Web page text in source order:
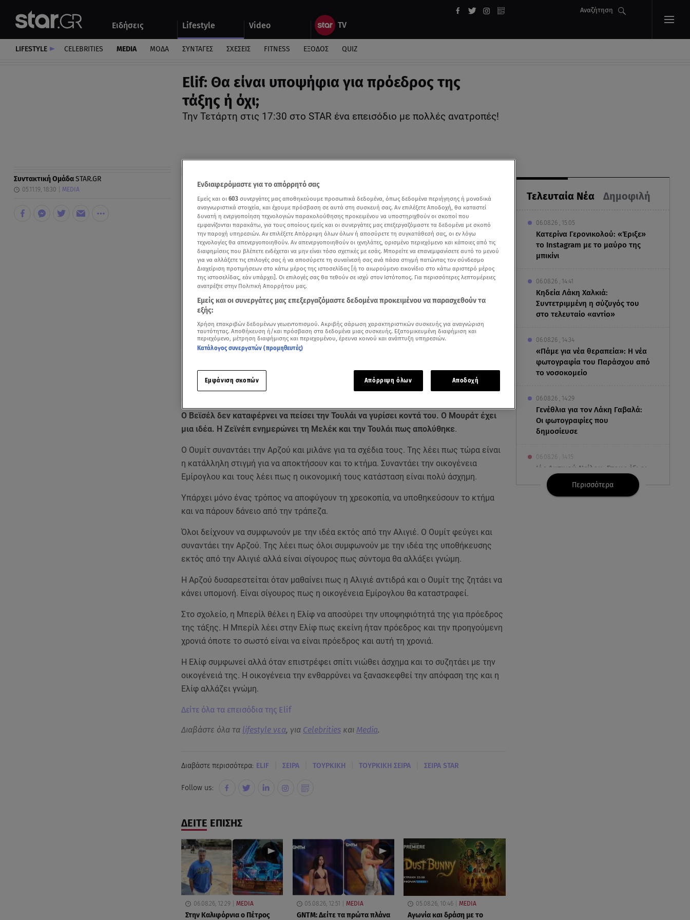
Ειδήσεις Lifestyle Video
Αναζήτηση
Αυτοκίνητο
LIFESTYLE CELEBRITIES MEDIA ΜΟΔΑ ΣΥΝΤΑΓΕΣ ΣΧΕΣΕΙΣ FITNESS ΕΞΟΔΟΣ QUIZ
Elif: Θα είναι υποψήφια για πρόεδρος της
τάξης ή όχι;
Την Τετάρτη στις 17:30 στο STAR ένα επεισόδιο με πολλές ανατροπές!
Τελευταία Νέα Δημοφιλή
06.08.26 , 15:05
Κατερίνα Γερονικολού: «Έριξε»
το Instagram με το μαύρο της
μπικίνι
06.08.26 , 14:41
Κηδεία Λάκη Χαλκιά:
Συντετριμμένη η σύζυγός του
στο τελευταίο «αντίο»
06.08.26 , 14:34
«Πάμε για νέα θεραπεία»: Η νέα
φωτογραφία του Παράσχου από
το νοσοκομείο
06.08.26 , 14:29
Γενέθλια για τον Λάκη Γαβαλά:
Οι φωτογραφίες που
δημοσίευσε
06.08.26 , 14:15
Ιός Δυτικού Νείλου: Στους έξι οι
θάνατοι στην Ελλάδα
Περισσότερα
Συντακτική ΟμάδαSTAR.GR
05.11.19, 18:30 MEDIA
Add star.gr on Google
Ο Βεϊσέλ δεν καταφέρνει να πείσει την Τουλάι να γυρίσει κοντά του. Ο Μουράτ έχει
μια ιδέα. Η Ζεϊνέπ ενημερώνει τη Μελέκ και την Τουλάι πως απολύθηκε.
Ο Ουμίτ συναντάει την Αρζού και μιλάνε για τα σχέδια τους. Της λέει πως τώρα είναι
η κατάλληλη στιγμή για να αποκτήσουν και το κτήμα. Συναντάει την οικογένεια
Εμίρογλου και τους λέει πως η οικονομική τους κατάσταση είναι πολύ άσχημη.
Υπάρχει μόνο ένας τρόπος να αποφύγουν τη χρεοκοπία, να υποθηκεύσουν το κτήμα
και να πάρουν δάνειο από την τράπεζα.
Όλοι δείχνουν να συμφωνούν με την ιδέα εκτός από την Αλιγιέ. Ο Ουμίτ φεύγει και
συναντάει την Αρζού. Της λέει πως όλοι συμφωνούν με την ιδέα της υποθήκευσης
εκτός από την Αλιγιέ αλλά είναι σίγουρος πως σύντομα θα αλλάξει γνώμη.
Η Αρζού δυσαρεστείται όταν μαθαίνει πως η Αλιγιέ αντιδρά και ο Ουμίτ της ζητάει να
κάνει υπομονή. Είναι σίγουρος πως η οικογένεια Εμίρογλου θα καταστραφεί.
Στο σχολείο, η Μπερίλ θέλει η Ελίφ να αποσύρει την υποψηφιότητά της για πρόεδρος
της τάξης. Η Μπερίλ λέει στην Ελίφ πως εκείνη ήταν πρόεδρος και την προηγούμενη
χρονιά όποτε το σωστό είναι να είναι πρόεδρος και αυτή τη χρονιά.
Η Ελίφ συμφωνεί αλλά όταν επιστρέφει σπίτι νιώθει άσχημα και το συζητάει με την
οικογένειά της. Η οικογένεια την ενθαρρύνει να ξανασκεφθεί την απόφαση της και η
Ελίφ αλλάζει γνώμη.
Δείτε όλα τα επεισόδια της Elif
Διαβάστε όλα τα lifestyle νεα, για Celebritiesκαι Media.
Διαβάστε περισσότερα: ELIF ΣΕΙΡΑ ΤΟΥΡΚΙΚΗ ΤΟΥΡΚΙΚΗ ΣΕΙΡΑ ΣΕΙΡΑ STAR
Follow us:
ΔΕΙΤΕ ΕΠΙΣΗΣ
06.08.26, 12:29 MEDIA
Στην Καλιφόρνια ο Πέτρος
05.08.26, 12:51 MEDIA
GNTM: Δείτε τα πρώτα πλάνα
05.08.26, 10:46 MEDIA
Αγωνία και δράση με το
Ενδιαφερόμαστε για το απόρρητό σας
Εμείς και οι 603 συνεργάτες μας αποθηκεύουμε προσωπικά δεδομένα, όπως δεδομένα περιήγησης ή μοναδικά
αναγνωριστικά στοιχεία, και έχουμε πρόσβαση σε αυτά στη συσκευή σας. Αν επιλέξετε Αποδοχή, θα καταστεί
δυνατή η ενεργοποίηση τεχνολογιών παρακολούθησης προκειμένου να υποστηριχθούν οι σκοποί που
εμφανίζονται παρακάτω, για τους οποίους εμείς και οι συνεργάτες μας επεξεργαζόμαστε τα δεδομένα με σκοπό
την παροχή υπηρεσιών. Αν επιλέξετε Απόρριψη όλων όλων ή αποσύρετε τη συγκατάθεσή σας, οι εν λόγω
τεχνολογίες θα απενεργοποιηθούν. Αν απενεργοποιηθούν οι ιχνηλάτες, ορισμένο περιεχόμενο και κάποιες από τις
διαφημίσεις που βλέπετε ενδέχεται να μην είναι τόσο σχετικές με εσάς. Μπορείτε να επανεμφανίσετε αυτό το μενού
για να αλλάξετε τις επιλογές σας ή να αποσύρετε τη συναίνεσή σας ανά πάσα στιγμή πατώντας τον σύνδεσμο
Διαχείριση προτιμήσεων στο κάτω μέρος της ιστοσελίδας [ή το αιωρούμενο εικονίδιο στο κάτω αριστερό μέρος
της ιστοσελίδας, εάν υπάρχει]. Οι επιλογές σας θα τεθούν σε ισχύ στον Ιστότοπος. Για περισσότερες λεπτομέρειες
ανατρέξτε στην Πολιτική Απορρήτου μας.
Εμείς και οι συνεργάτες μας επεξεργαζόμαστε δεδομένα προκειμένου να παρασχεθούν τα
εξής:
Χρήση επακριβών δεδομένων γεωεντοπισμού. Ακριβής σάρωση χαρακτηριστικών συσκευής για αναγνώριση
ταυτότητας. Αποθήκευση ή/και πρόσβαση στα δεδομένα μιας συσκευής. Εξατομικευμένη διαφήμιση και
περιεχόμενο, μέτρηση διαφήμισης και περιεχομένου, έρευνα κοινού και ανάπτυξη υπηρεσιών.
Κατάλογος συνεργατών (προμηθευτές)
Εμφάνιση σκοπών Απόρριψη όλων Αποδοχή